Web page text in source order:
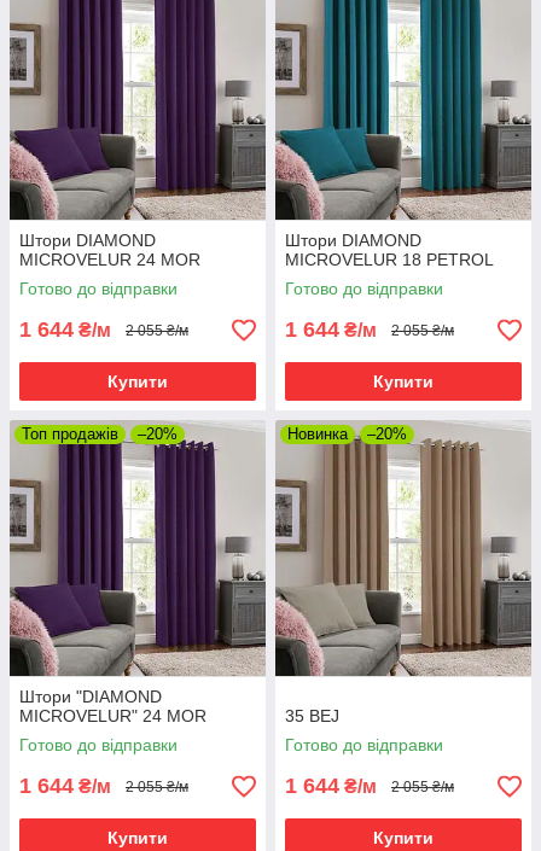
Штори DIAMOND
MICROVELUR 24 MOR
Готово до відправки
1 644 ₴/м 2 055 ₴/м
Купити
Штори DIAMOND
MICROVELUR 18 PETROL
Готово до відправки
1 644 ₴/м 2 055 ₴/м
Купити
Топ продажів –20%
Штори "DIAMOND
MICROVELUR" 24 MOR
Готово до відправки
1 644 ₴/м 2 055 ₴/м
Купити
Новинка –20%
35 BEJ
Готово до відправки
1 644 ₴/м 2 055 ₴/м
Купити